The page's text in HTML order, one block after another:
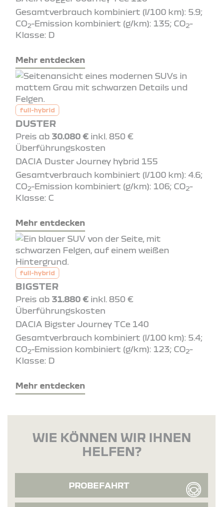
Gesamtverbrauch kombiniert (l/100 km): 5.9;
CO2-Emission kombiniert (g/km): 135; CO2-
Klasse: D
Mehr entdecken
full-hybrid
DUSTER
Preis ab 30.080 € inkl. 850 €
Überführungskosten
DACIA Duster Journey hybrid 155
Gesamtverbrauch kombiniert (l/100 km): 4.6;
CO2-Emission kombiniert (g/km): 106; CO2-
Klasse: C
Mehr entdecken
full-hybrid
BIGSTER
Preis ab 31.880 € inkl. 850 €
Überführungskosten
DACIA Bigster Journey TCe 140
Gesamtverbrauch kombiniert (l/100 km): 5.4;
CO2-Emission kombiniert (g/km): 123; CO2-
Klasse: D
Mehr entdecken
WIE KÖNNEN WIR IHNEN
HELFEN?
PROBEFAHRT